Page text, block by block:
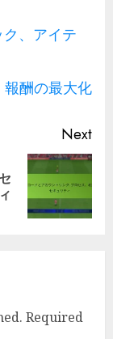
、アイテ
報酬の最大化
Next
Required